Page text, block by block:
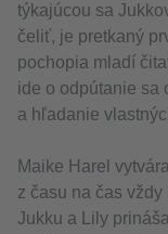
týkajúcou sa
čeliť, je pretkaný
pochopia mladí
ide o odpútanie sa
a hľadanie
Maike Harel
z času na čas
Jukku a Lily